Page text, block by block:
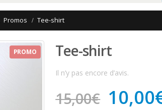
Promos Tee-shirt
PROMO Tee-shirt
Il n’y pas encore d’avis.
15,00€ 10,00